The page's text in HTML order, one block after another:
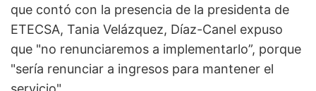
que contó con la presencia de la presidenta de
ETECSA, Tania Velázquez, Díaz-Canel expuso
que "no renunciaremos a implementarlo”, porque
"sería renunciar a ingresos para mantener el